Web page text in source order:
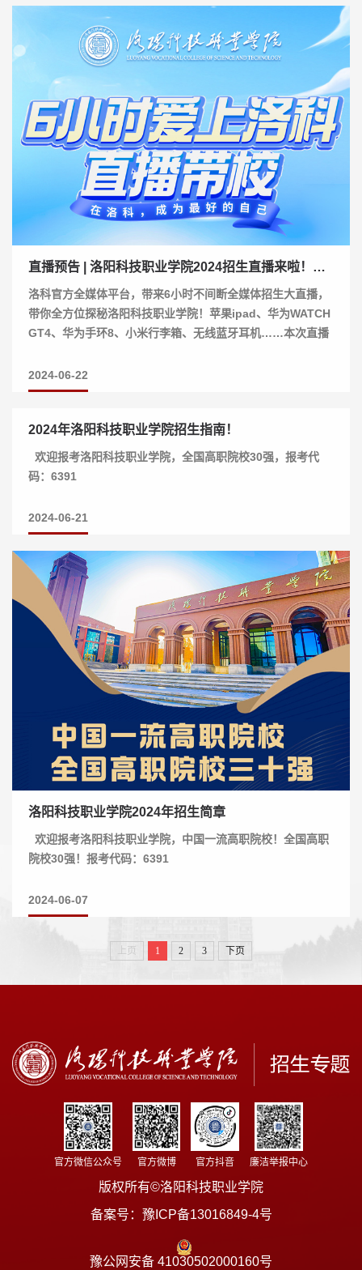
直播预告 | 洛阳科技职业学院2024招生直播来啦！面对面教你填志愿，还有万元大奖等...
洛科官方全媒体平台，带来6小时不间断全媒体招生大直播，
带你全方位探秘洛阳科技职业学院！苹果ipad、华为WATCH
GT4、华为手环8、小米行李箱、无线蓝牙耳机……本次直播
2024-06-22
2024年洛阳科技职业学院招生指南！
欢迎报考洛阳科技职业学院，全国高职院校30强，报考代
码：6391
2024-06-21
洛阳科技职业学院2024年招生简章
欢迎报考洛阳科技职业学院，中国一流高职院校！全国高职
院校30强！报考代码：6391
2024-06-07
上页 1 2 3 下页
官方微信公众号 官方微博 官方抖音 廉洁举报中心
版权所有©洛阳科技职业学院
备案号： 豫ICP备13016849-4号
豫公网安备 41030502000160号